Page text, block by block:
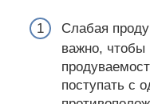
Слабая
важно, чтобы
поступать с